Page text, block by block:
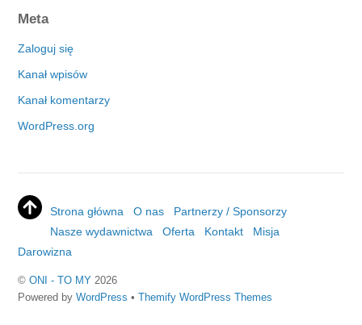
Meta
Zaloguj się
Kanał wpisów
Kanał komentarzy
WordPress.org
Strona główna O nas
Partnerzy / Sponsorzy
Nasze wydawnictwa
Oferta Kontakt
Misja
Darowizna
©ONI - TO MY 2026
Powered byWordPress •Themify WordPress Themes